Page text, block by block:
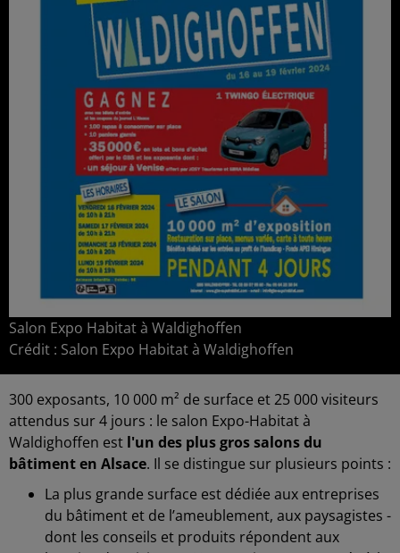
Salon Expo Habitat à Waldighoffen
Crédit : Salon Expo Habitat à Waldighoffen
300 exposants, 10 000 m² de surface et 25 000 visiteurs
attendus sur 4 jours : le salon Expo-Habitat à
Waldighoffen est l'un des plus gros salons du
bâtiment en Alsace. Il se distingue sur plusieurs points :
La plus grande surface est dédiée aux entreprises
du bâtiment et de l’ameublement, aux paysagistes -
dont les conseils et produits répondent aux